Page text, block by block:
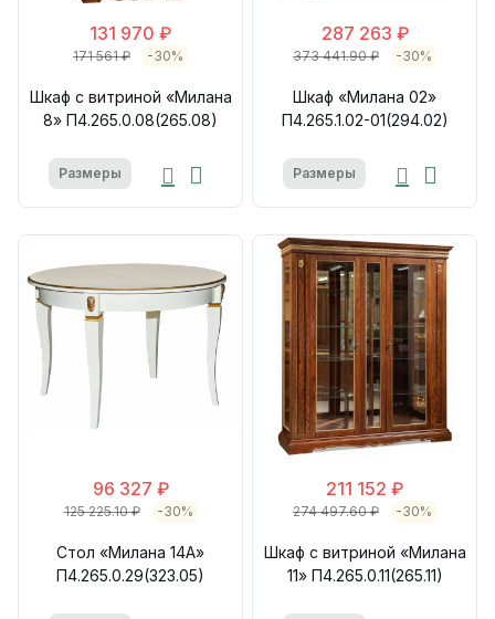
131 970 ₽
171 561 ₽ -30%
Шкаф с витриной «Милана
8» П4.265.0.08(265.08)
Размеры
287 263 ₽
373 441.90 ₽ -30%
Шкаф «Милана 02»
П4.265.1.02-01(294.02)
Размеры
96 327 ₽
125 225.10 ₽ -30%
Стол «Милана 14А»
П4.265.0.29(323.05)
211 152 ₽
274 497.60 ₽ -30%
Шкаф с витриной «Милана
11» П4.265.0.11(265.11)